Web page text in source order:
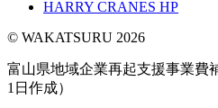
HARRY CRANES HP
© WAKATSURU 2026
富山県地域企業再起支援事業費
1日作成）